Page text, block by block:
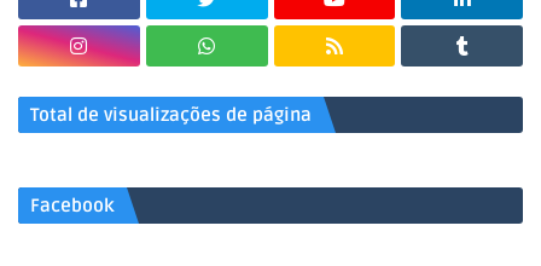
Total de visualizações de página
Facebook